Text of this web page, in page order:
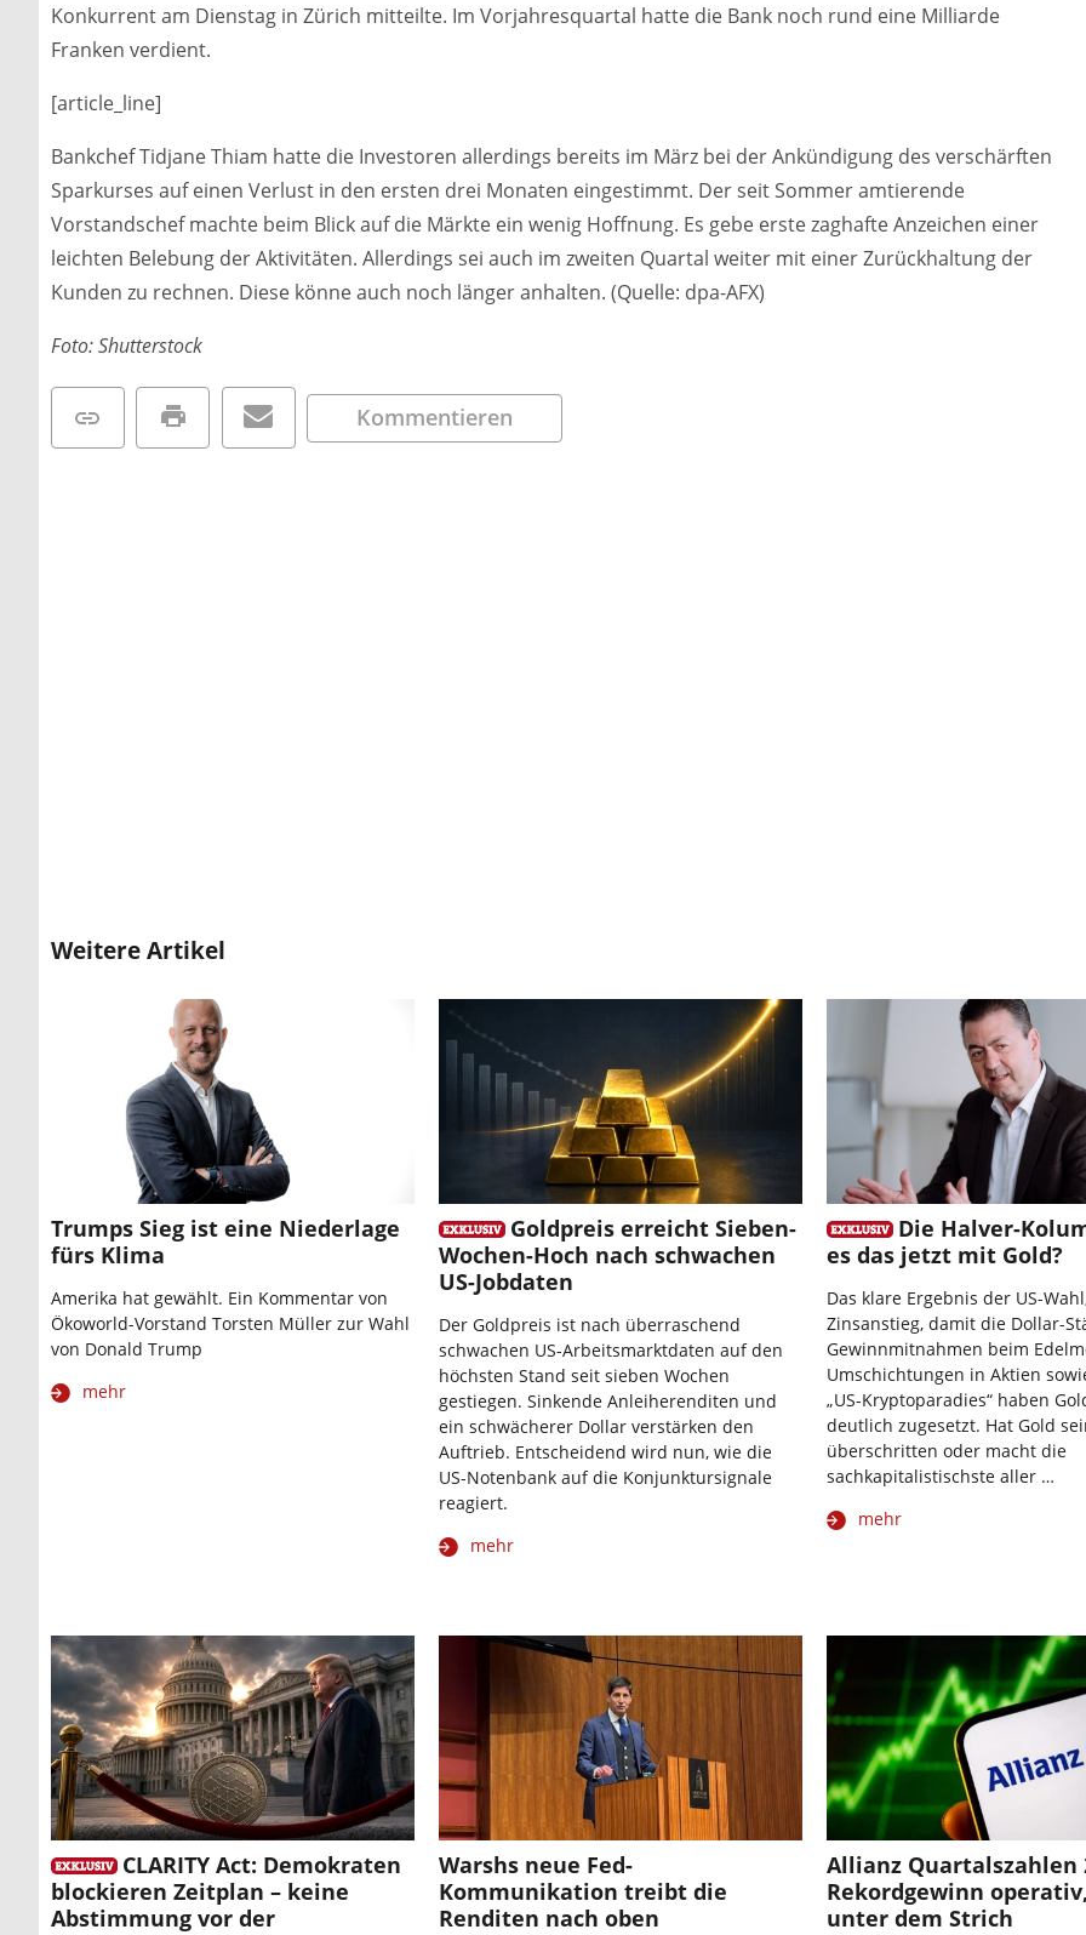
Konkurrent am Dienstag in Zürich mitteilte. Im Vorjahresquartal hatte die Bank noch rund eine Milliarde
Franken verdient.
[article_line]
Bankchef Tidjane Thiam hatte die Investoren allerdings bereits im März bei der Ankündigung des verschärften
Sparkurses auf einen Verlust in den ersten drei Monaten eingestimmt. Der seit Sommer amtierende
Vorstandschef machte beim Blick auf die Märkte ein wenig Hoffnung. Es gebe erste zaghafte Anzeichen einer
leichten Belebung der Aktivitäten. Allerdings sei auch im zweiten Quartal weiter mit einer Zurückhaltung der
Kunden zu rechnen. Diese könne auch noch länger anhalten. (Quelle: dpa-AFX)
Foto: Shutterstock
Kommentieren
Weitere Artikel
Trumps Sieg ist eine Niederlage
fürs Klima
Amerika hat gewählt. Ein Kommentar von
Ökoworld-Vorstand Torsten Müller zur Wahl
von Donald Trump
mehr
Goldpreis erreicht Sieben-
Wochen-Hoch nach schwachen
US-Jobdaten
Der Goldpreis ist nach überraschend
schwachen US-Arbeitsmarktdaten auf den
höchsten Stand seit sieben Wochen
gestiegen. Sinkende Anleiherenditen und
ein schwächerer Dollar verstärken den
Auftrieb. Entscheidend wird nun, wie die
US-Notenbank auf die Konjunktursignale
reagiert.
mehr
Die Halver-
es das jetzt mit Gold?
Das klare Ergebnis der US-
Zinsanstieg, damit die Dollar-
Gewinnmitnahmen beim
Umschichtungen in Aktien
„US-Kryptoparadies“ haben
deutlich zugesetzt. Hat Gold
überschritten oder macht die
sachkapitalistischste aller …
mehr
CLARITY Act: Demokraten
blockieren Zeitplan – keine
Abstimmung vor der
Warshs neue Fed-
Kommunikation treibt die
Renditen nach oben
Allianz Quartalszahlen
Rekordgewinn
unter dem Strich